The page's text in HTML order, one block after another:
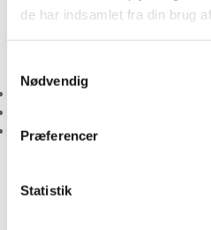
de har indsamlet fra din brug
Nødvendig
Præferencer
Statistik
Udarbejdelse af årsrapporter og
Udarbejdelse af momsregnskab
Som revisorer med en alsidig